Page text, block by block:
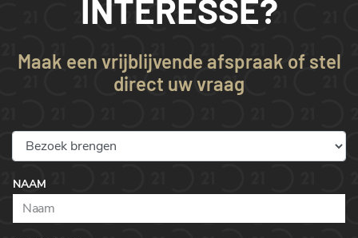
INTERESSE?
Maak een vrijblijvende afspraak of stel
direct uw vraag
NAAM